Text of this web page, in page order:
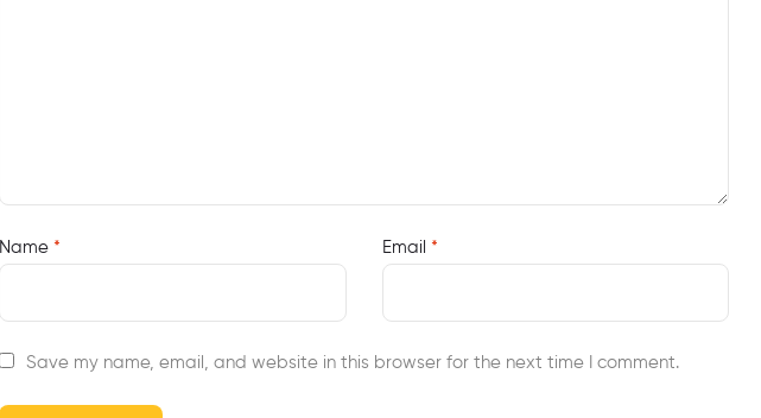
Name * Email *
Save my name, email, and website in this browser for the next time I comment.